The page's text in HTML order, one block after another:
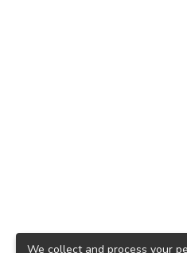
We collect and process your